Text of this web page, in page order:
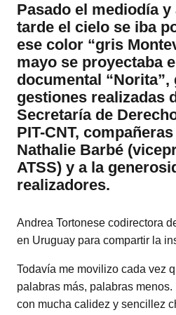
Pasado el mediodía y
tarde el cielo se iba
ese color “gris
mayo se proyectaba
documental “Norita”,
gestiones realizadas
Secretaría de
PIT-CNT,
Nathalie Barbé
ATSS) y a la
realizadores.
Andrea Tortonese codirectora
en Uruguay para compartir la
Todavía me movilizo cada vez
palabras más, palabras
con mucha calidez y sencillez